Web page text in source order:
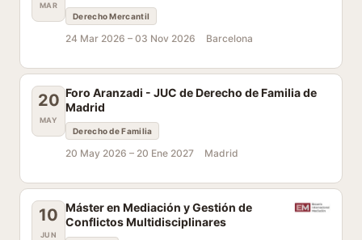
MAR
Derecho Mercantil
24 Mar 2026 – 03 Nov 2026 Barcelona
20
MAY
Foro Aranzadi - JUC de Derecho de Familia de
Madrid
Derecho de Familia
20 May 2026 – 20 Ene 2027 Madrid
10
JUN
Máster en Mediación y Gestión de
Conflictos Multidisciplinares